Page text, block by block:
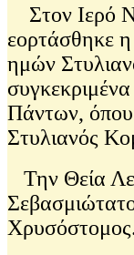
Στον Ιερό
εορτάσθηκε
ημών
Πάντων, όπου
Στυλιανός
Την Θεία